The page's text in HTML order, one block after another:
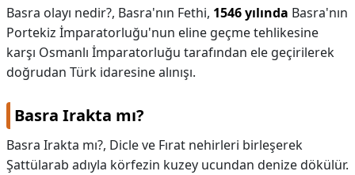
Basra olayı nedir?, Basra'nın Fethi, 1546 yılında Basra'nın
Portekiz İmparatorluğu'nun eline geçme tehlikesine
karşı Osmanlı İmparatorluğu tarafından ele geçirilerek
doğrudan Türk idaresine alınışı.
Basra Irakta mı?
Basra Irakta mı?, Dicle ve Fırat nehirleri birleşerek
Şattülarab adıyla körfezin kuzey ucundan denize dökülür.